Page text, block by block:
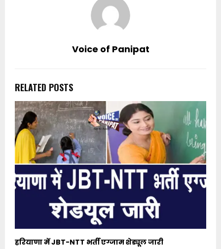
Voice of Panipat
RELATED POSTS
हरियाणा में JBT-NTT भर्ती एग्जाम शेड्यूल जारी